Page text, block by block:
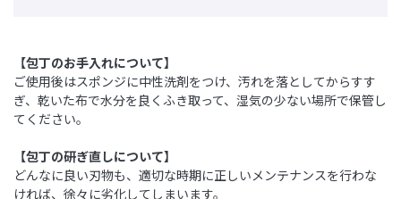
【包丁のお手入れについて】
ご使用後はスポンジに中性洗剤をつけ、汚れを落としてからすす
ぎ、乾いた布で水分を良くふき取って、湿気の少ない場所で保管し
てください。
【包丁の研ぎ直しについて】
どんなに良い刃物も、適切な時期に正しいメンテナンスを行わな
ければ、徐々に劣化してしまいます。